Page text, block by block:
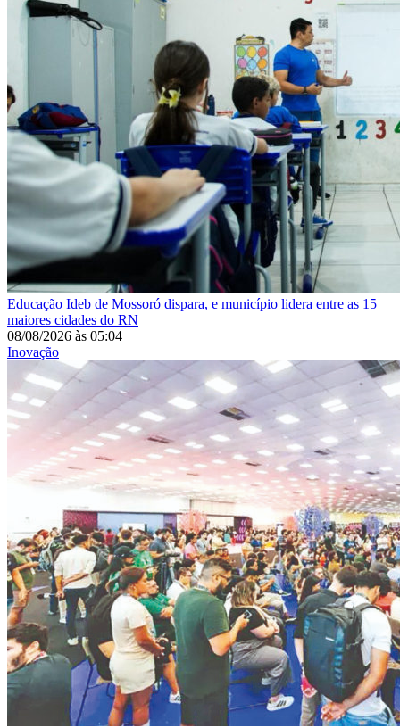
Educação Ideb de Mossoró dispara, e município lidera entre as 15
maiores cidades do RN
08/08/2026 às 05:04
Inovação